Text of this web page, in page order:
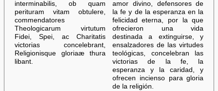
interminabilis, ob quam
perituram vitam obtulere,
commendatores
Theologicarum virtutum
Fidei, Spei, ac Charitatis
victorias concelebrant,
Religionisque gloriaæ thura
libant.
amor divino, defensores de
la fe y de la esperanza en la
felicidad eterna, por la que
ofrecieron una vida
destinada a extinguirse, y
ensalzadores de las virtudes
teológicas, concelebran las
victorias de la fe, la
esperanza y la caridad, y
ofrecen incienso para gloria
de la religión.